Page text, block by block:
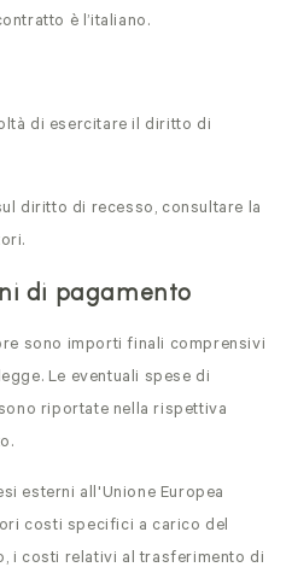
è l’italiano.
di esercitare il diritto di
diritto di recesso, consultare la
di pagamento
sono importi finali comprensivi
Le eventuali spese di
riportate nella rispettiva
esterni all'Unione Europea
costi specifici a carico del
i costi relativi al trasferimento di